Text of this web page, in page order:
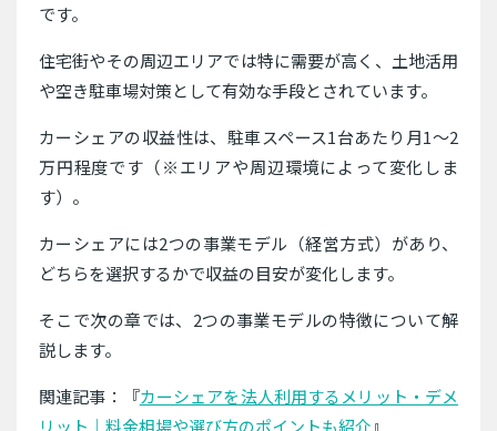
です。
住宅街やその周辺エリアでは特に需要が高く、土地活用
や空き駐車場対策として有効な手段とされています。
カーシェアの収益性は、駐車スペース1台あたり月1〜2
万円程度です（※エリアや周辺環境によって変化しま
す）。
カーシェアには2つの事業モデル（経営方式）があり、
どちらを選択するかで収益の目安が変化します。
そこで次の章では、2つの事業モデルの特徴について解
説します。
関連記事：『カーシェアを法人利用するメリット・デメ
リット｜料金相場や選び方のポイントも紹介』